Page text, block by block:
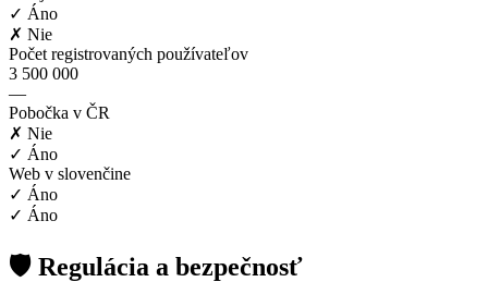
✓ Áno
✗ Nie
Počet registrovaných používateľov
3 500 000
—
Pobočka v ČR
✗ Nie
✓ Áno
Web v slovenčine
✓ Áno
✓ Áno
🛡️ Regulácia a bezpečnosť